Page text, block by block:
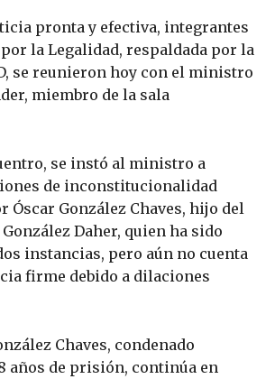
pronta y efectiva, integrantes
la Legalidad, respaldada por la
se reunieron hoy con el ministro
miembro de la sala
se instó al ministro a
de inconstitucionalidad
Óscar González Chaves, hijo del
Daher, quien ha sido
instancias, pero aún no cuenta
firme debido a dilaciones
Chaves, condenado
años de prisión, continúa en